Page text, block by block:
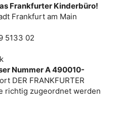
Frankfurter Kinderbüro!
Frankfurt am Main
5133 02
Nummer A 490010-
DER FRANKFURTER
richtig zugeordnet werden